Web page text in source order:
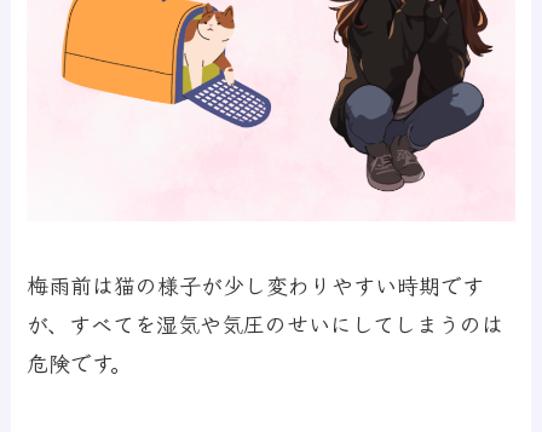
梅雨前は猫の様子が少し変わりやすい時期です
が、すべてを湿気や気圧のせいにしてしまうのは
危険です。